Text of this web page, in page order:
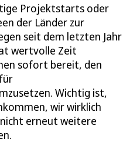
Projektstarts oder
der Länder zur
seit dem letzten Jahr
wertvolle Zeit
sofort bereit, den
Wichtig ist,
wir wirklich
erneut weitere